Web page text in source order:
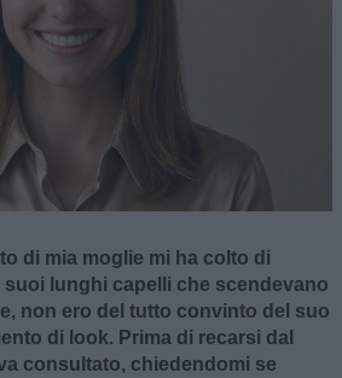
di mia moglie mi ha colto di
lunghi capelli che scendevano
non ero del tutto convinto del suo
di look. Prima di recarsi dal
consultato, chiedendomi se